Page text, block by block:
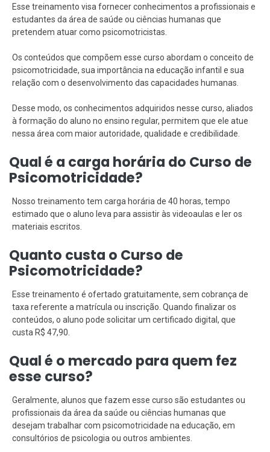
Esse treinamento visa fornecer conhecimentos a profissionais e
estudantes da área de saúde ou ciências humanas que
pretendem atuar como psicomotricistas.
Os conteúdos que compõem esse curso abordam o conceito de
psicomotricidade, sua importância na educação infantil e sua
relação com o desenvolvimento das capacidades humanas.
Desse modo, os conhecimentos adquiridos nesse curso, aliados
à formação do aluno no ensino regular, permitem que ele atue
nessa área com maior autoridade, qualidade e credibilidade.
Qual é a carga horária do Curso de
Psicomotricidade?
Nosso treinamento tem carga horária de 40 horas, tempo
estimado que o aluno leva para assistir às videoaulas e ler os
materiais escritos.
Quanto custa o Curso de
Psicomotricidade?
Esse treinamento é ofertado gratuitamente, sem cobrança de
taxa referente a matrícula ou inscrição. Quando finalizar os
conteúdos, o aluno pode solicitar um certificado digital, que
custa R$ 47,90.
Qual é o mercado para quem fez
esse curso?
Geralmente, alunos que fazem esse curso são estudantes ou
profissionais da área da saúde ou ciências humanas que
desejam trabalhar com psicomotricidade na educação, em
consultórios de psicologia ou outros ambientes.